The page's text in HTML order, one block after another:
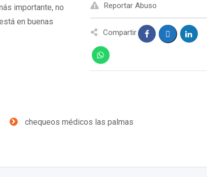
importante, no
en buenas
Reportar Abuso
Compartir
chequeos médicos las palmas